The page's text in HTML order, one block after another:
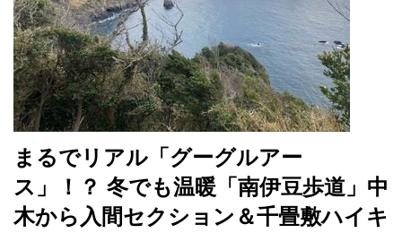
まるでリアル「グーグルアー
ス」！？ 冬でも温暖「南伊豆歩道」中
木から入間セクション＆千畳敷ハイキ